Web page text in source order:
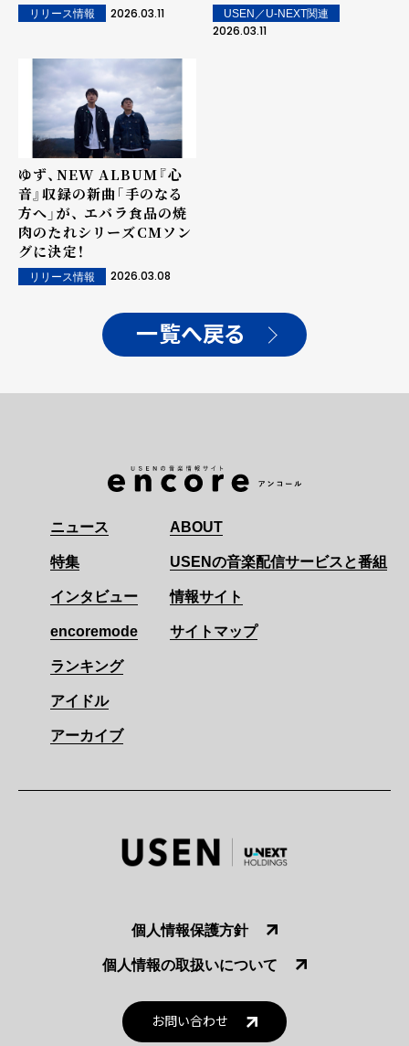
リリース情報 2026.03.11 USEN／U-NEXT関連
2026.03.11
ゆず、NEW ALBUM『心
音』収録の新曲「手のなる
方へ」が、 エバラ食品の焼
肉のたれシリーズCMソン
グに決定！
リリース情報 2026.03.08
一覧へ戻る
ニュース
特集
インタビュー
encoremode
ランキング
アイドル
アーカイブ
ABOUT
USENの音楽配信サービスと番組
情報サイト
サイトマップ
個人情報保護方針
個人情報の取扱いについて
お問い合わせ